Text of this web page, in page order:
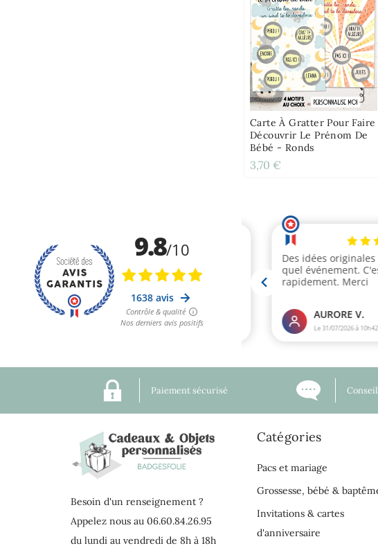
Carte À Gratter Pour Faire
Découvrir Le Prénom De
Bébé - Ronds
3,70 €
Paiement sécurisé
Besoin d'un renseignement ?
Appelez nous au 06.60.84.26.95
du lundi au vendredi de 8h à 18h
Catégories
Pacs et mariage
Grossesse, bébé &
Invitations & cartes
d'anniversaire